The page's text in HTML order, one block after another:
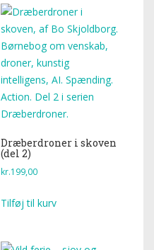
Dræberdroner i skoven
(del 2)
kr.199,00
Tilføj til kurv